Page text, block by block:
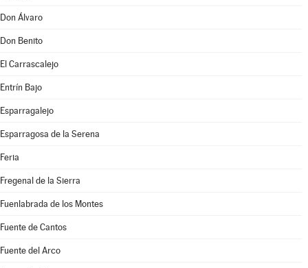
Don Álvaro
Don Benito
El Carrascalejo
Entrín Bajo
Esparragalejo
Esparragosa de la Serena
Feria
Fregenal de la Sierra
Fuenlabrada de los Montes
Fuente de Cantos
Fuente del Arco